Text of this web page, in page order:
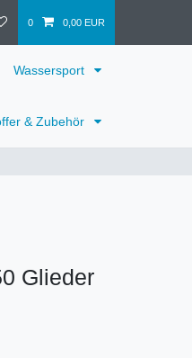
0 0,00 EUR
Wassersport
& Zubehör
Glieder